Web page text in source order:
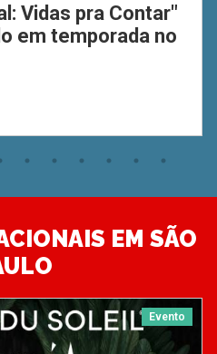
Vidas pra Contar"
em temporada no
EM SÃO
Evento